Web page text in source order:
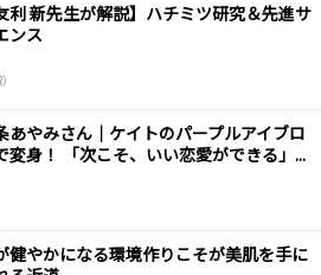
利 新先生が解説】ハチミツ研究＆先進サ
ンス
あやみさん｜ケイトのパープルアイブロ
変身！ 「次こそ、いい恋愛ができる」...
健やかになる環境作りこそが美肌を手に